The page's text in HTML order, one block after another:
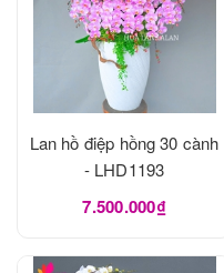
Lan hồ điệp hồng 30 cành
- LHD1193
7.500.000₫